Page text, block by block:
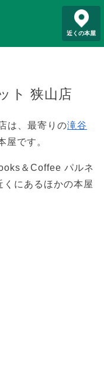
近くの本屋
ト 狭山店
は、最寄りの滝谷
屋です。
＆Coffee パルネ
くにあるほかの本屋